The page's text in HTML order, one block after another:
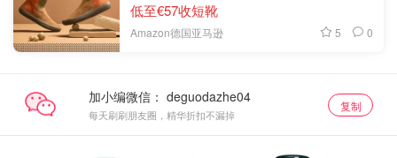
低至€57收短靴
Amazon德国亚马逊 5 0
加小编微信：
每天刷刷朋友圈，精华折扣不漏掉
复制